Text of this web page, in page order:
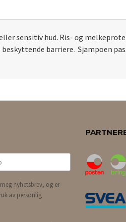
sensitiv hud. Ris- og
barriere. Sjampoen
nyhetsbrev, og er
av personlig